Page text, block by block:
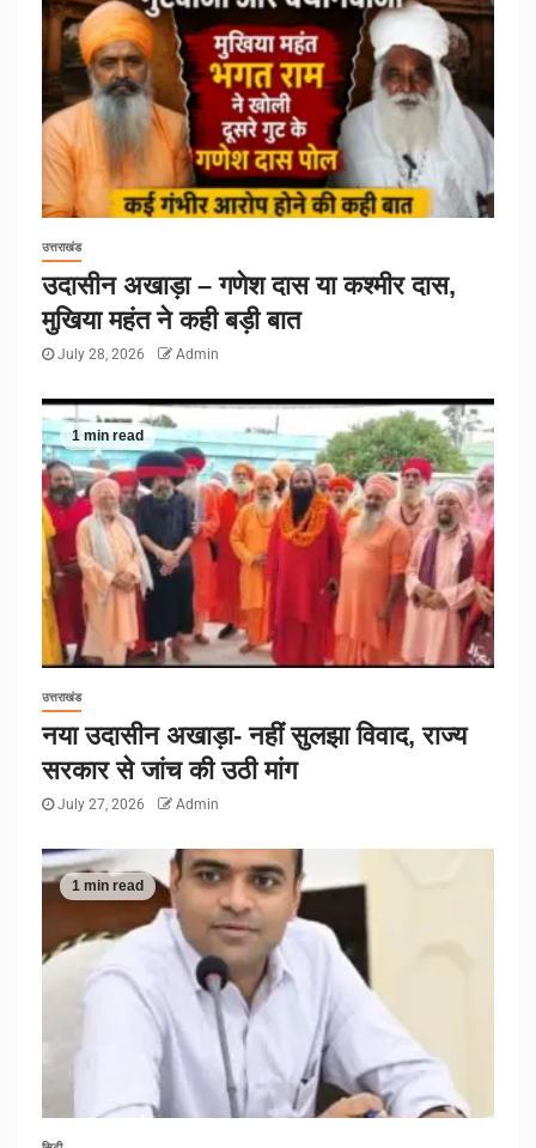
उत्तराखंड
उदासीन अखाड़ा – गणेश दास या कश्मीर दास,
मुखिया महंत ने कही बड़ी बात
July 28, 2026 Admin
1 min read
उत्तराखंड
नया उदासीन अखाड़ा- नहीं सुलझा विवाद, राज्य
सरकार से जांच की उठी मांग
July 27, 2026 Admin
1 min read